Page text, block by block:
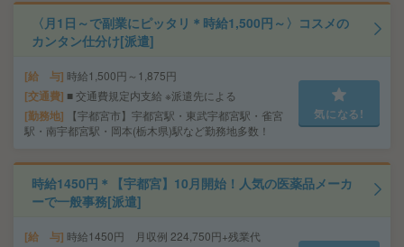
〈月1日～で副業にピッタリ＊時給1,500円～〉コスメの
カンタン仕分け[派遣]
給 与 時給1,500円～1,875円
交通費 ■ 交通費規定内支給 ※派遣先による
勤務地
【宇都宮市】宇都宮駅・東武宇都宮駅・雀宮
駅・南宇都宮駅・岡本(栃木県)駅など勤務地多数！
気になる!
時給1450円＊【宇都宮】10月開始！人気の医薬品メーカ
ーで一般事務[派遣]
給 与 時給1450円 月収例 224,750円+残業代